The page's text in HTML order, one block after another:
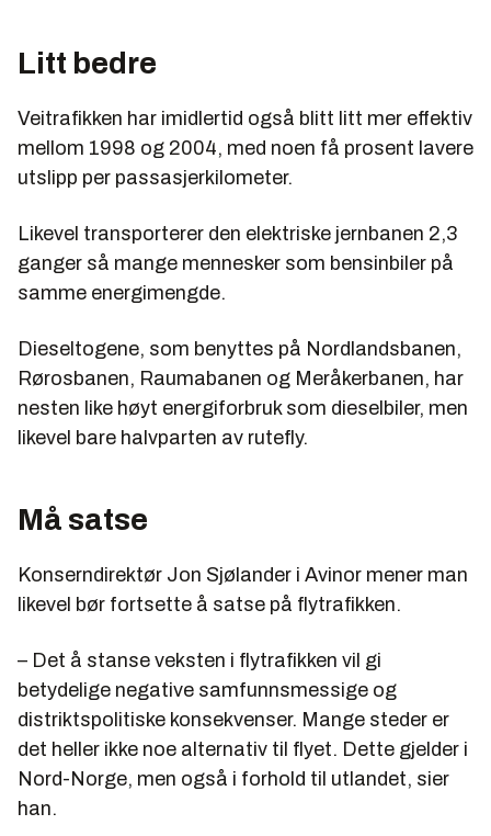
Litt bedre
Veitrafikken har imidlertid også blitt litt mer effektiv
mellom 1998 og 2004, med noen få prosent lavere
utslipp per passasjerkilometer.
Likevel transporterer den elektriske jernbanen 2,3
ganger så mange mennesker som bensinbiler på
samme energimengde.
Dieseltogene, som benyttes på Nordlandsbanen,
Rørosbanen, Raumabanen og Meråkerbanen, har
nesten like høyt energiforbruk som dieselbiler, men
likevel bare halvparten av rutefly.
Må satse
Konserndirektør Jon Sjølander i Avinor mener man
likevel bør fortsette å satse på flytrafikken.
– Det å stanse veksten i flytrafikken vil gi
betydelige negative samfunnsmessige og
distriktspolitiske konsekvenser. Mange steder er
det heller ikke noe alternativ til flyet. Dette gjelder i
Nord-Norge, men også i forhold til utlandet, sier
han.